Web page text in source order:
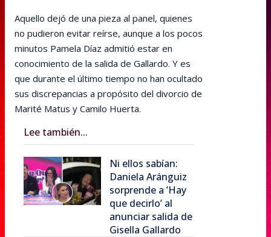
Aquello dejó de una pieza al panel, quienes
no pudieron evitar reírse, aunque a los pocos
minutos Pamela Díaz admitió estar en
conocimiento de la salida de Gallardo. Y es
que durante el último tiempo no han ocultado
sus discrepancias a propósito del divorcio de
Marité Matus y Camilo Huerta.
Lee también...
Ni ellos sabían:
Daniela Aránguiz
sorprende a ’Hay
que decirlo’ al
anunciar salida de
Gisella Gallardo